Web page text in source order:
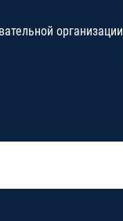
организации